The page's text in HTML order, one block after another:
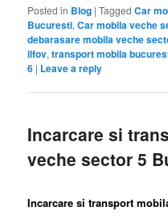
Posted in Blog |Tagged Car
Bucuresti,Car mobila veche
debarasare mobila veche
ilfov,transport mobila
6 | Leave a reply
Incarcare si
veche sector 5
Incarcare si transport